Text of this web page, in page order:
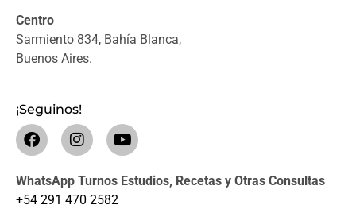
Centro
Sarmiento 834, Bahía Blanca,
Buenos Aires.
¡Seguinos!
WhatsApp Turnos Estudios, Recetas y Otras Consultas
+54 291 470 2582